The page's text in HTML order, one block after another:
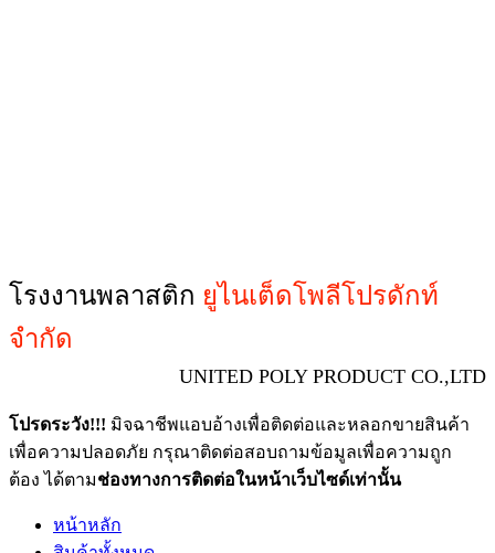
โรงงานพลาสติก ยูไนเต็ดโพลีโปรดักท์
จำกัด
UNITED POLY PRODUCT CO.,LTD
โปรดระวัง!!! มิจฉาชีพแอบอ้างเพื่อติดต่อและหลอกขายสินค้า
เพื่อความปลอดภัย กรุณาติดต่อสอบถามข้อมูลเพื่อความถูก
ต้อง ได้ตามช่องทางการติดต่อในหน้าเว็บไซด์เท่านั้น
หน้าหลัก